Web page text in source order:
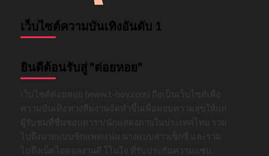
เว็บไซต์ความบันเทิงอันดับ 1
ยินดีต้อนรับสู่ "ต่อยหอย"
เว็บไซต์ต่อยหอย (www.t-hoy.com) ถือเป็นเว็บไซต์เพื่อ
ความบันเทิง ทางทีมงานจัดทำขึ้นเพื่อมอบความสุขให้แก่
ผู้รับชมที่ชื่นชอบดารา/นักแสดงภายในประเทศไทย รวม
ไปถึงนายแบบซิกแพคแน่น นางแบบสาวเซ็กซี่ และรวม
ไปถึงเน็ตไอดอลงานดี โโนใจ ที่รับประกันความแซ่บ